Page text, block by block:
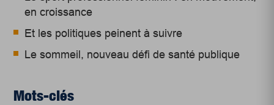
en croissance
Et les politiques peinent à suivre
Le sommeil, nouveau défi de santé publique
Mots-clés